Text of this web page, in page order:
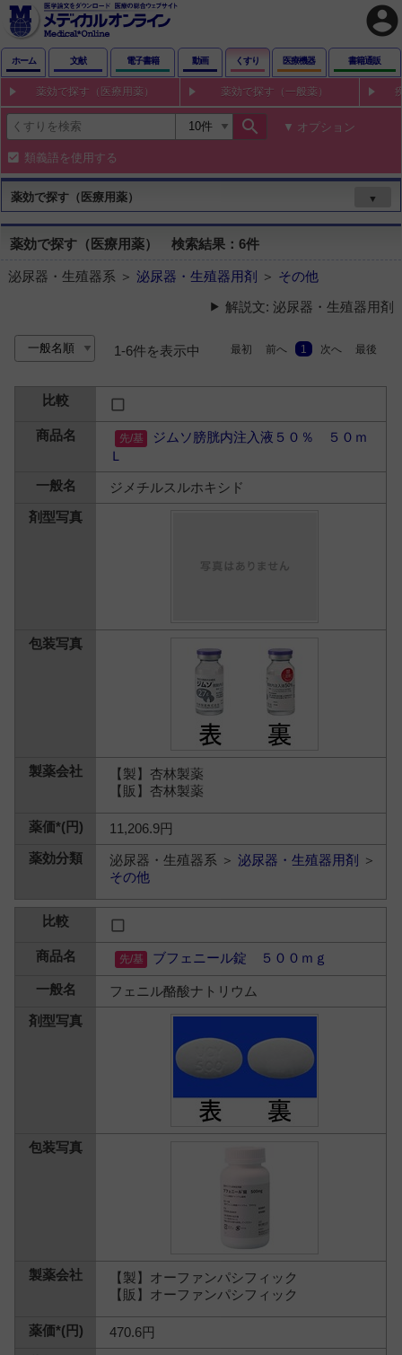
account_circle
ホーム 文献 電子書籍 動画 くすり 医療機器 書籍通販
薬効で探す（医療用薬） 薬効で探す（一般薬）
search オプション
類義語を使用する
薬効で探す（医療用薬） ▼
薬効で探す（医療用薬） 検索結果：6件
泌尿器・生殖器系 ＞ 泌尿器・生殖器用剤 ＞ その他
解説文: 泌尿器・生殖器用剤
1-6件を表示中 最初 前へ 1 次へ 最後
ジムソ膀胱内注入液５０％ ５０ｍ
Ｌ
ジメチルスルホキシド
【製】杏林製薬
【販】杏林製薬
11,206.9円
泌尿器・生殖器系 ＞泌尿器・生殖器用剤
＞
その他
ブフェニール錠 ５００ｍｇ
フェニル酪酸ナトリウム
【製】オーファンパシフィック
【販】オーファンパシフィック
470.6円